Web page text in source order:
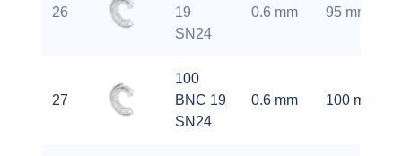
26
19
SN24
0.6 mm 95 mm
27
100
BNC 19
SN24
0.6 mm 100 mm